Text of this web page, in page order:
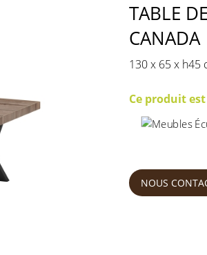
TABLE
CANADA
130 x 65 x h45
Ce produit
NOUS